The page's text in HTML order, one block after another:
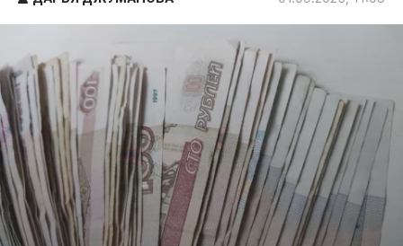
Благоустройство
Криминал
Культура
Недвижимость и ЖКХ
Образование
Общество
Погода
Праздники
Происшествия